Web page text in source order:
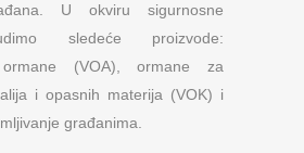
U okviru sigurnosne
sledeće proizvode:
ormane (VOA), ormane za
i opasnih materija (VOK) i
građanima.